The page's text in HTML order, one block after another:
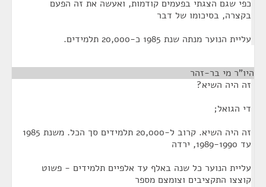
כפי שגם הצגתי בפעמים קודמות, ואעשה את זה הפעם
בקצרה, בסיכומו של דבר
עליית הנוער מנתה שנת 1985 כ-20,000 תלמידים.
היו"ר מי בר-זהר
זה היה השיא?
די הגואל;
זה היה השיא. קרוב ל-20,000 תלמידים סך הכל. משנת 1985
עד 1989-1990, ירדה
עליית הנוער כל שנה באלף עד אלפיים תלמידים - פשוט
קוצצו התקציבים וצומצם מספר